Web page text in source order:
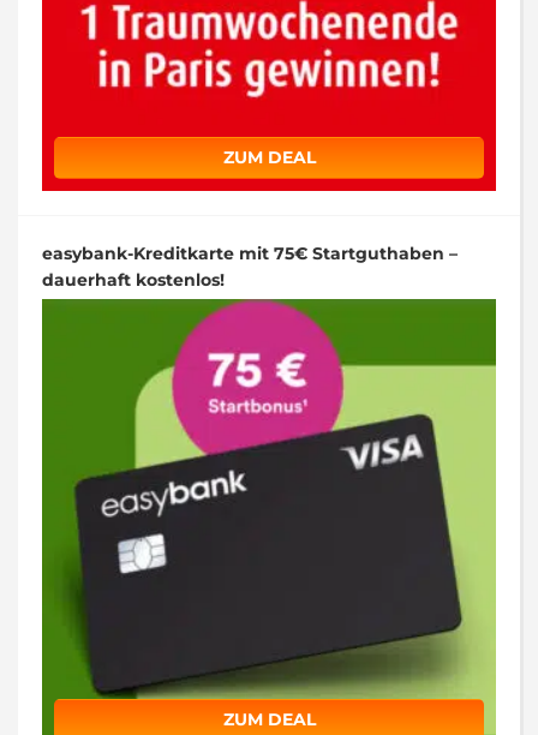
ZUM DEAL
easybank-Kreditkarte mit 75€ Startguthaben –
dauerhaft kostenlos!
ZUM DEAL